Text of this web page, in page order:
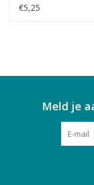
€5,25
Meld je